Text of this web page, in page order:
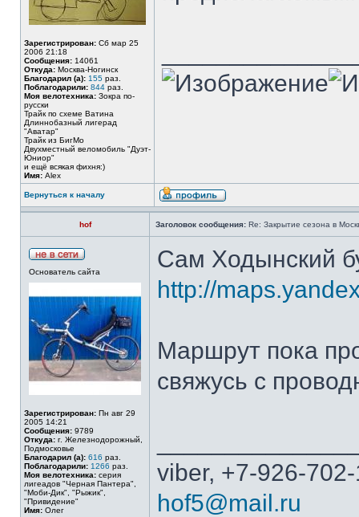
Зарегистрирован: Сб мар 25
2006 21:18
Сообщения: 14061
Откуда: Москва-Ногинск
Благодарил (а): 155 раз.
Поблагодарили: 844 раз.
Моя велотехника: Зокра по-
русски
Трайк по схеме Ватина
Длиннобазный лигерад
"Аватар"
Трайк из БигМо
Двухместный веломобиль "Дуэт-
Юниор"
и ещё всякая фихня:)
Имя: Alex
Вернуться к началу
hof Заголовок сообщения: Re: Закрытие сезона в
Основатель сайта
Зарегистрирован: Пн авг 29
2005 14:21
Сообщения: 9789
Откуда: г. Железнодорожный,
Подмосковье
Благодарил (а): 616 раз.
Поблагодарили: 1266 раз.
Моя велотехника: серия
лигеадов "Черная Пантера",
"Моби-Дик", "Рыжик",
"Привидение"
Имя: Олег
Сам Ходынский
http://
Маршрут пока
свяжусь с
viber, +7-926-
hof5@mail.ru